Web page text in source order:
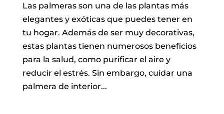
Las palmeras son una de las plantas más
elegantes y exóticas que puedes tener en
tu hogar. Además de ser muy decorativas,
estas plantas tienen numerosos beneficios
para la salud, como purificar el aire y
reducir el estrés. Sin embargo, cuidar una
palmera de interior...